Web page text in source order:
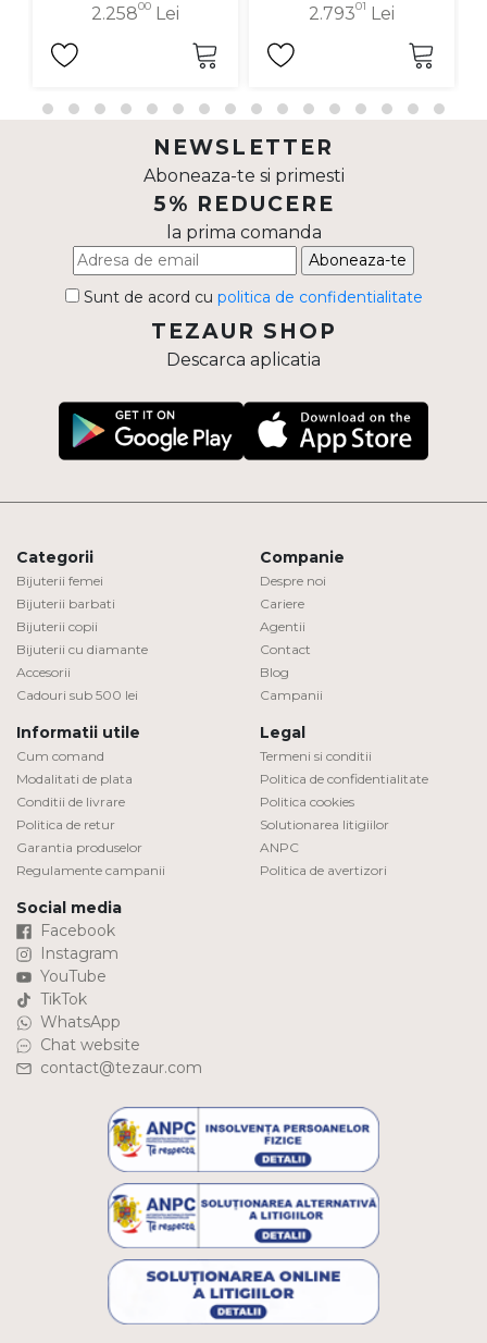
2.25800Lei 2.79301 Lei
NEWSLETTER
Aboneaza-te si primesti
5% REDUCERE
la prima comanda
Aboneaza-te
Sunt de acord cu politica de confidentialitate
TEZAUR SHOP
Descarca aplicatia
Categorii
Bijuterii femei
Bijuterii barbati
Bijuterii copii
Bijuterii cu diamante
Accesorii
Cadouri sub 500 lei
Companie
Despre noi
Cariere
Agentii
Contact
Blog
Campanii
Informatii utile
Cum comand
Modalitati de plata
Conditii de livrare
Politica de retur
Garantia produselor
Regulamente campanii
Legal
Termeni si conditii
Politica de confidentialitate
Politica cookies
Solutionarea litigiilor
ANPC
Politica de avertizori
Social media
Facebook
Instagram
YouTube
TikTok
WhatsApp
Chat website
contact@tezaur.com